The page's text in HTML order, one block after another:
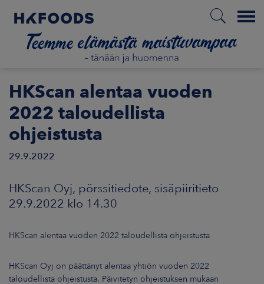
Menu
ETUSIVU
HKScan alentaa vuoden
2022 taloudellista
ohjeistusta
29.9.2022
HKScan Oyj, pörssitiedote, sisäpiiritieto
29.9.2022 klo 14.30
HKScan alentaa vuoden 2022 taloudellista ohjeistusta
HKScan Oyj on päättänyt alentaa yhtiön vuoden 2022
taloudellista ohjeistusta. Päivitetyn ohjeistuksen mukaan